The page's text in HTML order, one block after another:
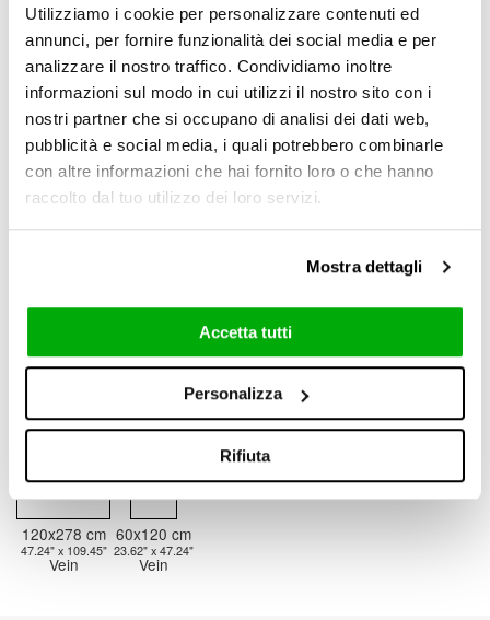
Utilizziamo i cookie per personalizzare contenuti ed
annunci, per fornire funzionalità dei social media e per
analizzare il nostro traffico. Condividiamo inoltre
informazioni sul modo in cui utilizzi il nostro sito con i
nostri partner che si occupano di analisi dei dati web,
pubblicità e social media, i quali potrebbero combinarle
con altre informazioni che hai fornito loro o che hanno
raccolto dal tuo utilizzo dei loro servizi.
Mostra dettagli
Accetta tutti
Personalizza
Rifiuta
120x278 cm
Vein
8,5 mm / 0.33"
60x120 cm
Vein
120x278 cm
47.24" x 109.45"
Vein
60x120 cm
23.62" x 47.24"
Vein